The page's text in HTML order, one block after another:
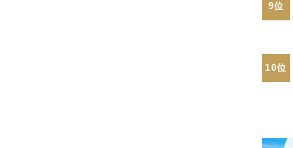
9位
10位